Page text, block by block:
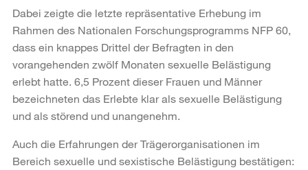
Dabei zeigte die letzte repräsentative Erhebung im
Rahmen des Nationalen Forschungsprogramms NFP 60,
dass ein knappes Drittel der Befragten in den
vorangehenden zwölf Monaten sexuelle Belästigung
erlebt hatte. 6,5 Prozent dieser Frauen und Männer
bezeichneten das Erlebte klar als sexuelle Belästigung
und als störend und unangenehm.
Auch die Erfahrungen der Trägerorganisationen im
Bereich sexuelle und sexistische Belästigung bestätigen: